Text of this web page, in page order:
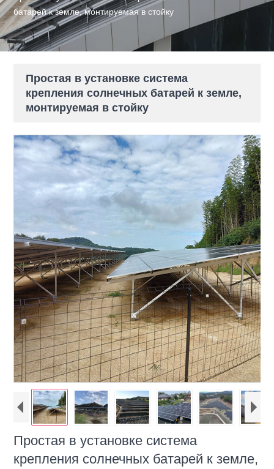
батарей к земле, монтируемая в стойку
Простая в установке система
крепления солнечных батарей к земле,
монтируемая в стойку
Простая в установке система
крепления солнечных батарей к земле,